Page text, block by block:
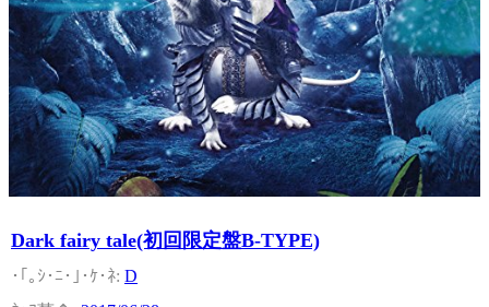
Dark fairy tale(初回限定盤B-TYPE)
D